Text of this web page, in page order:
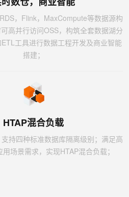
，Flink，MaxCompute等数据源构
高并行访问OSS，构筑全套数据湖分
工具进行数据工程开发及商业智能
搭建；
HTAP混合负载
持四种标准数据库隔离级别；满足高
场景需求，实现HTAP混合负载；